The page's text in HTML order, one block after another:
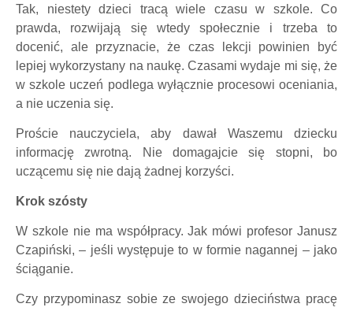
Tak, niestety dzieci tracą wiele czasu w szkole. Co
prawda, rozwijają się wtedy społecznie i trzeba to
docenić, ale przyznacie, że czas lekcji powinien być
lepiej wykorzystany na naukę. Czasami wydaje mi się, że
w szkole uczeń podlega wyłącznie procesowi oceniania,
a nie uczenia się.
Proście nauczyciela, aby dawał Waszemu dziecku
informację zwrotną. Nie domagajcie się stopni, bo
uczącemu się nie dają żadnej korzyści.
Krok szósty
W szkole nie ma współpracy. Jak mówi profesor Janusz
Czapiński, – jeśli występuje to w formie nagannej – jako
ściąganie.
Czy przypominasz sobie ze swojego dzieciństwa pracę